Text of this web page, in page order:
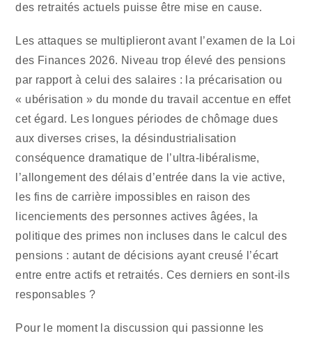
des retraités actuels puisse être mise en cause.
Les attaques se multiplieront avant l’examen de la Loi
des Finances 2026. Niveau trop élevé des pensions
par rapport à celui des salaires : la précarisation ou
« ubérisation » du monde du travail accentue en effet
cet égard. Les longues périodes de chômage dues
aux diverses crises, la désindustrialisation
conséquence dramatique de l’ultra-libéralisme,
l’allongement des délais d’entrée dans la vie active,
les fins de carrière impossibles en raison des
licenciements des personnes actives âgées, la
politique des primes non incluses dans le calcul des
pensions : autant de décisions ayant creusé l’écart
entre entre actifs et retraités. Ces derniers en sont-ils
responsables ?
Pour le moment la discussion qui passionne les